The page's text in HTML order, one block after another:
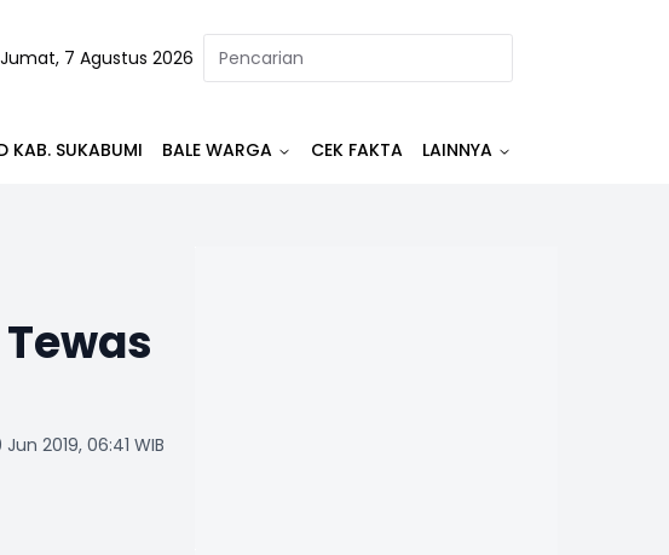
Jumat, 7 Agustus 2026
KAB. SUKABUMI BALE WARGA CEK FAKTA LAINNYA
2019, 06:41 WIB